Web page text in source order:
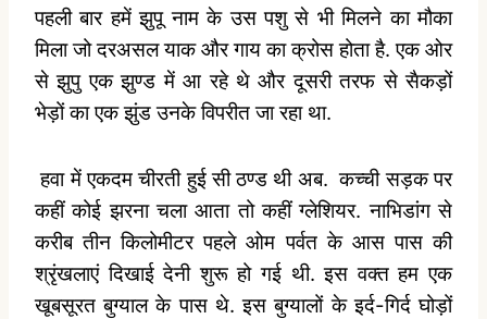
पहली बार हमें झुपू नाम के उस पशु से भी मिलने का मौका
मिला जो दरअसल याक और गाय का क्रोस होता है. एक ओर
से झुपु एक झुण्ड में आ रहे थे और दूसरी तरफ से सैकड़ों
भेड़ों का एक झुंड उनके विपरीत जा रहा था.
हवा में एकदम चीरती हुई सी ठण्ड थी अब. कच्ची सड़क पर
कहीं कोई झरना चला आता तो कहीं ग्लेशियर. नाभिडांग से
करीब तीन किलोमीटर पहले ओम पर्वत के आस पास की
श्रृंखलाएं दिखाई देनी शुरू हो गई थी. इस वक्त हम एक
खूबसूरत बुग्याल के पास थे. इस बुग्यालों के इर्द-गिर्द घोड़ों